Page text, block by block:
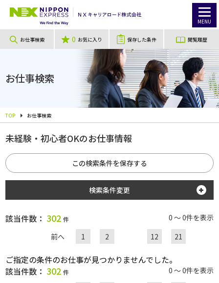
MENU
お仕事検索 0 お気に入り 保存した条件 閲覧履歴
お仕事検索
TOP お仕事検索
該当件数： 302 件
0 ～ 0件を表示
前へ
1 2 12 21
ご指定の条件のお仕事が見つかりませんでした。
該当件数： 302 件
0 ～ 0件を表示
未経験・初心者OKのお仕事情報
この検索条件を保存する
検索条件変更